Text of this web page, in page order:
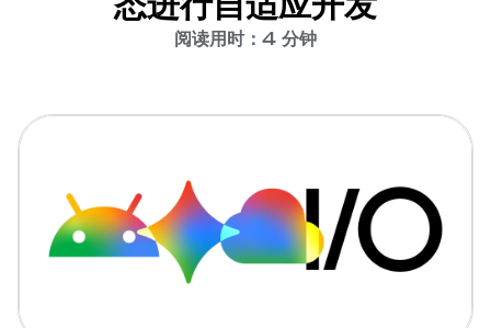
阅读用时：4 分钟